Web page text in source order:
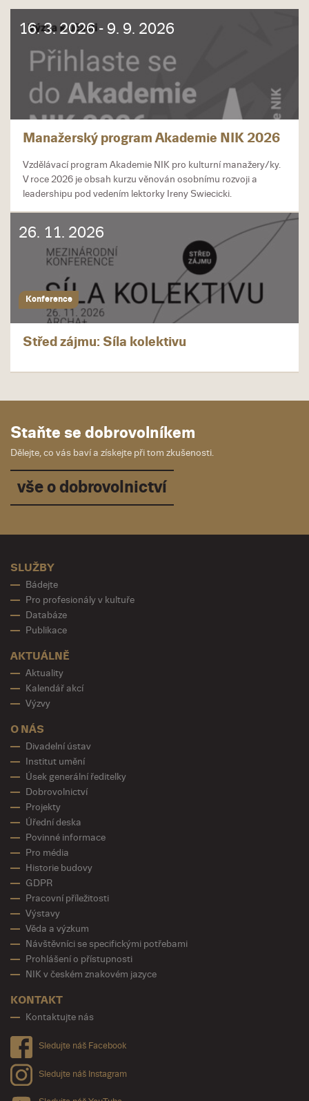
16. 3. 2026 - 9. 9. 2026
Manažerský program Akademie NIK 2026
Vzdělávací program Akademie NIK pro kulturní manažery/ky.
V roce 2026 je obsah kurzu věnován osobnímu rozvoji a
leadershipu pod vedením lektorky Ireny Swiecicki.
26. 11. 2026
Konference
Střed zájmu: Síla kolektivu
Staňte se dobrovolníkem
Dělejte, co vás baví a získejte při tom zkušenosti.
vše o dobrovolnictví
SLUŽBY
Bádejte
Pro profesionály v kultuře
Databáze
Publikace
AKTUÁLNĚ
Aktuality
Kalendář akcí
Výzvy
O NÁS
Divadelní ústav
Institut umění
Úsek generální ředitelky
Dobrovolnictví
Projekty
Úřední deska
Povinné informace
Pro média
Historie budovy
GDPR
Pracovní příležitosti
Výstavy
Věda a výzkum
Návštěvníci se specifickými potřebami
Prohlášení o přístupnosti
NIK v českém znakovém jazyce
KONTAKT
Kontaktujte nás
Sledujte náš Facebook
Sledujte náš Instagram